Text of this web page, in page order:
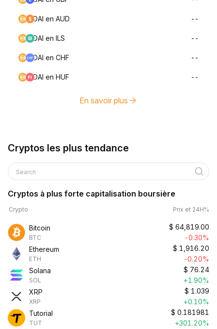
DAI en AUD --
DAI en ILS --
DAI en CHF --
DAI en HUF --
En savoir plus
Cryptos les plus tendance
Search
Cryptos à plus forte capitalisation boursière
Crypto Prix et 24H%
Bitcoin
BTC
$ 64,819.00
-0.30%
Ethereum
ETH
$ 1,916.20
-0.20%
Solana
SOL
$ 76.24
+1.90%
XRP
XRP
$ 1.039
+0.10%
Tutorial
TUT
$ 0.181981
+301.20%